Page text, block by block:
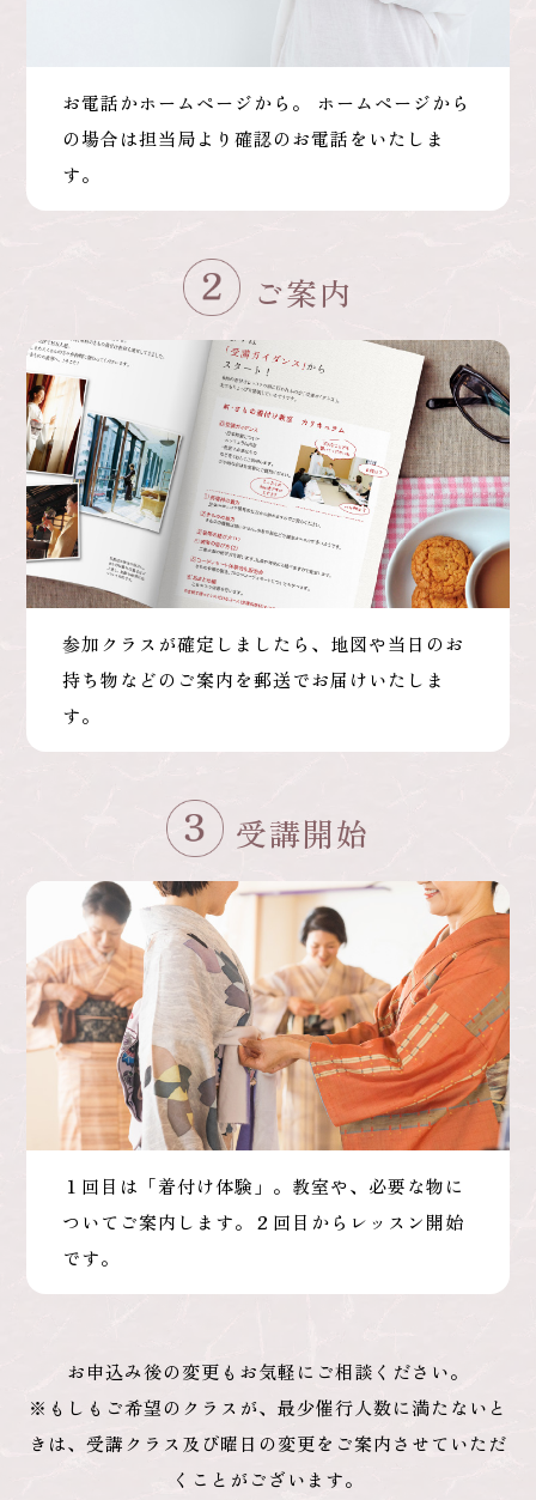
お電話かホームページから。 ホームページから
の場合は担当局より確認のお電話をいたしま
す。
ご案内
参加クラスが確定しましたら、地図や当日のお
持ち物などのご案内を郵送でお届けいたしま
す。
受講開始
１回目は「着付け体験」。教室や、必要な物に
ついてご案内します。２回目からレッスン開始
です。
お申込み後の変更もお気軽にご相談ください。
※もしもご希望のクラスが、最少催行人数に満たないと
きは、受講クラス及び曜日の変更をご案内させていただ
くことがございます。